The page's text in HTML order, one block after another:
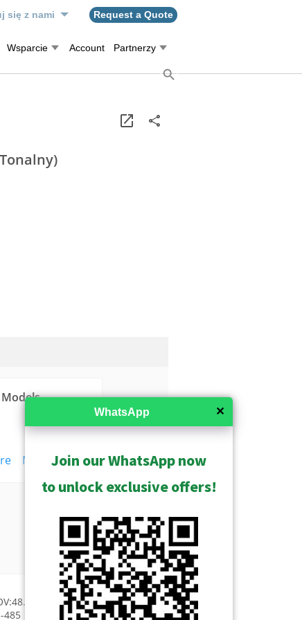
się z nami Request a Quote
Wsparcie Account Partnerzy
More
3.6°), DC iris, Auto
485
✕
WhatsApp
Join our WhatsApp now
to unlock exclusive offers!